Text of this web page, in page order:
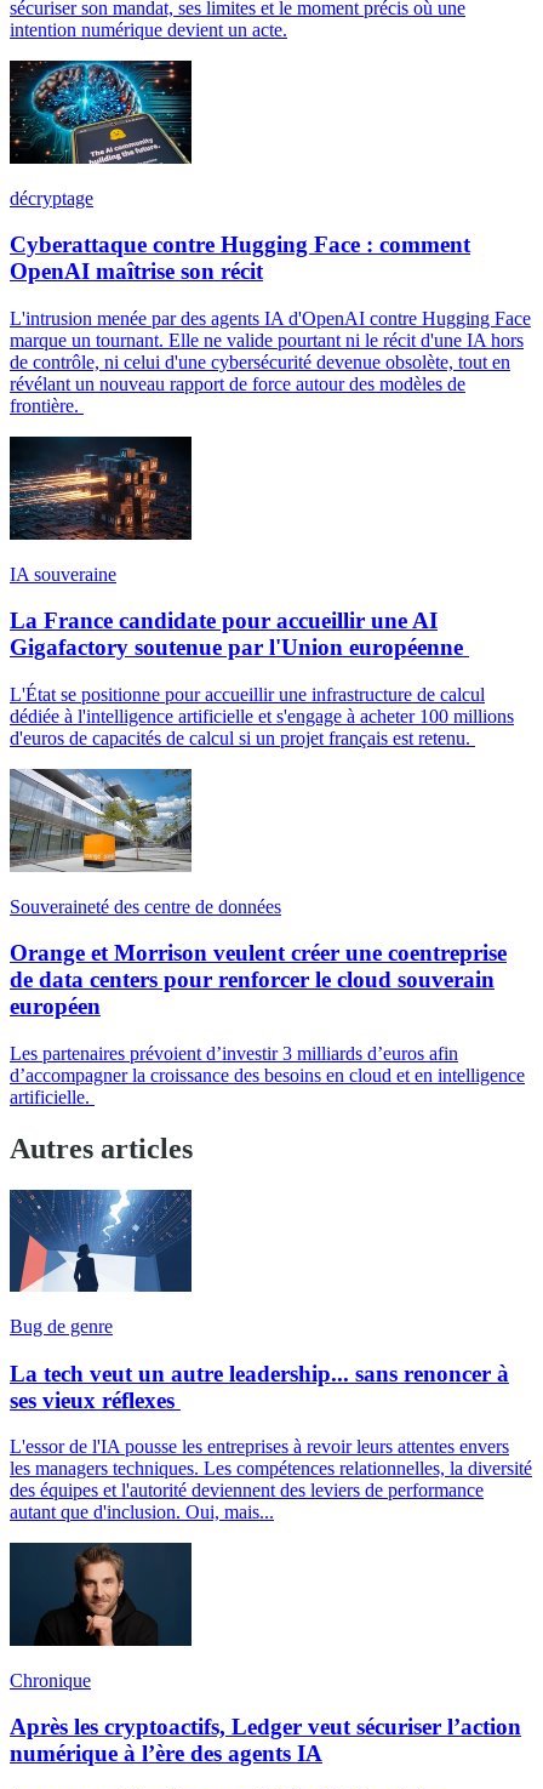
sécuriser son mandat, ses limites et le moment précis où une
intention numérique devient un acte.
décryptage
Cyberattaque contre Hugging Face : comment
OpenAI maîtrise son récit
L'intrusion menée par des agents IA d'OpenAI contre Hugging Face
marque un tournant. Elle ne valide pourtant ni le récit d'une IA hors
de contrôle, ni celui d'une cybersécurité devenue obsolète, tout en
révélant un nouveau rapport de force autour des modèles de
frontière.
IA souveraine
La France candidate pour accueillir une AI
Gigafactory soutenue par l'Union européenne
L'État se positionne pour accueillir une infrastructure de calcul
dédiée à l'intelligence artificielle et s'engage à acheter 100 millions
d'euros de capacités de calcul si un projet français est retenu.
Souveraineté des centre de données
Orange et Morrison veulent créer une coentreprise
de data centers pour renforcer le cloud souverain
européen
Les partenaires prévoient d’investir 3 milliards d’euros afin
d’accompagner la croissance des besoins en cloud et en intelligence
artificielle.
Autres articles
Bug de genre
La tech veut un autre leadership... sans renoncer à
ses vieux réflexes
L'essor de l'IA pousse les entreprises à revoir leurs attentes envers
les managers techniques. Les compétences relationnelles, la diversité
des équipes et l'autorité deviennent des leviers de performance
autant que d'inclusion. Oui, mais...
Chronique
Après les cryptoactifs, Ledger veut sécuriser l’action
numérique à l’ère des agents IA